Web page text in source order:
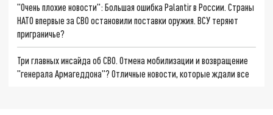
"Очень плохие новости": Большая ошибка Palantir в России. Страны
НАТО впервые за СВО остановили поставки оружия. ВСУ теряют
приграничье?
Три главных инсайда об СВО. Отмена мобилизации и возвращение
"генерала Армагеддона"? Отличные новости, которые ждали все